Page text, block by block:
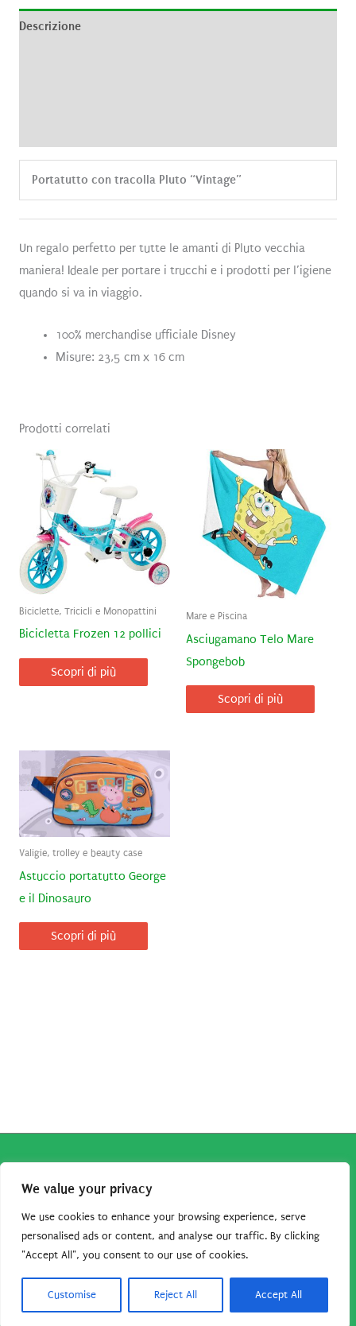
We value your privacy
We use cookies to enhance your browsing experience, serve
personalised ads or content, and analyse our traffic. By clicking
"Accept All", you consent to our use of cookies.
Customise Reject All Accept All
Descrizione
Portatutto con tracolla Pluto “Vintage”
Un regalo perfetto per tutte le amanti di Pluto vecchia
maniera! Ideale per portare i trucchi e i prodotti per l’igiene
quando si va in viaggio.
100% merchandise ufficiale Disney
Misure: 23,5 cm x 16 cm
Prodotti correlati
Biciclette, Tricicli e Monopattini
Bicicletta Frozen 12 pollici
Scopri di più
Mare e Piscina
Asciugamano Telo Mare
Spongebob
Scopri di più
Valigie, trolley e beauty case
Astuccio portatutto George
e il Dinosauro
Scopri di più
associato Amazon percepisce dei ricavi da acquisti idonei.
Tutti i guadagni sono direttamente reinvestiti in questo sito
per continuare a condividere tutorial e risorse per gli amanti
dei cartoon. Grazie per il vostro sostegno!
Barbara Basso - P. Iva 09792641004